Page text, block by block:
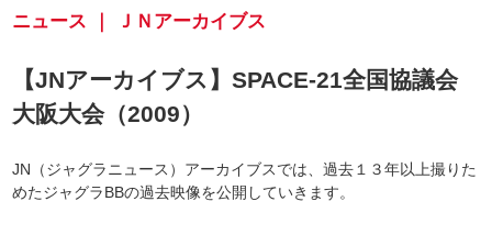
ニュース ｜ ＪＮアーカイブス
【JNアーカイブス】SPACE-21全国協議会
大阪大会（2009）
JN（ジャグラニュース）アーカイブスでは、過去１３年以上撮りた
めたジャグラBBの過去映像を公開していきます。